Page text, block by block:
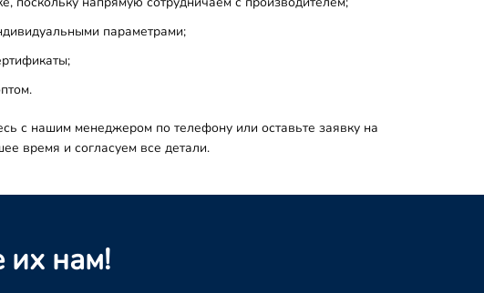
параметрами;
с нашим менеджером по телефону или оставьте заявку на
время и согласуем все детали.
их нам!